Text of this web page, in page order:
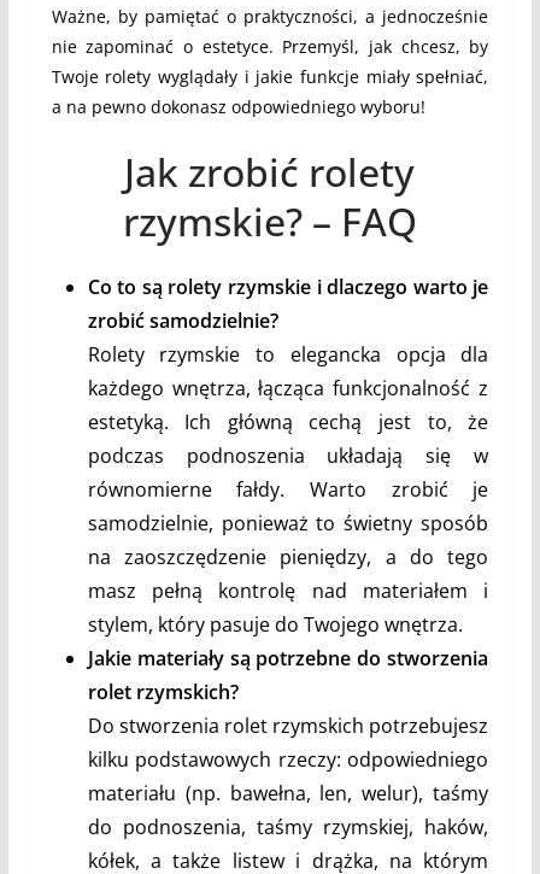
Ważne, by pamiętać o praktyczności, a jednocześnie
nie zapominać o estetyce. Przemyśl, jak chcesz, by
Twoje rolety wyglądały i jakie funkcje miały spełniać,
a na pewno dokonasz odpowiedniego wyboru!
Jak zrobić rolety
rzymskie? – FAQ
Co to są rolety rzymskie i dlaczego warto je
zrobić samodzielnie?
Rolety rzymskie to elegancka opcja dla
każdego wnętrza, łącząca funkcjonalność z
estetyką. Ich główną cechą jest to, że
podczas podnoszenia układają się w
równomierne fałdy. Warto zrobić je
samodzielnie, ponieważ to świetny sposób
na zaoszczędzenie pieniędzy, a do tego
masz pełną kontrolę nad materiałem i
stylem, który pasuje do Twojego wnętrza.
Jakie materiały są potrzebne do stworzenia
rolet rzymskich?
Do stworzenia rolet rzymskich potrzebujesz
kilku podstawowych rzeczy: odpowiedniego
materiału (np. bawełna, len, welur), taśmy
do podnoszenia, taśmy rzymskiej, haków,
kółek, a także listew i drążka, na którym